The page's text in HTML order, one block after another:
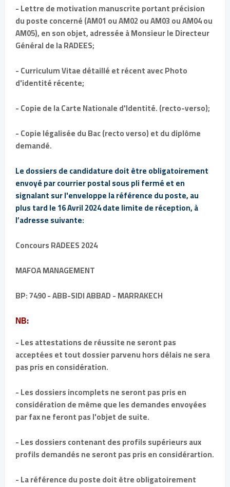
- Lettre de motivation manuscrite portant précision
du poste concerné (AM01 ou AM02 ou AM03 ou AM04 ou
AM05), en son objet, adressée à Monsieur le Directeur
Général de la RADEES;
- Curriculum Vitae détaillé et récent avec Photo
d'identité récente;
- Copie de la Carte Nationale d'Identité. (recto-verso);
- Copie légalisée du Bac (recto verso) et du diplôme
demandé.
Le dossiers de candidature doit être obligatoirement
envoyé par courrier postal sous pli fermé et en
signalant sur l'enveloppe la référence du poste, au
plus tard le 16 Avril 2024 date limite de réception, à
l’adresse suivante:
Concours RADEES 2024
MAFOA MANAGEMENT
BP: 7490 - ABB-SIDI ABBAD - MARRAKECH
NB:
- Les attestations de réussite ne seront pas
acceptées et tout dossier parvenu hors délais ne sera
pas pris en considération.
- Les dossiers incomplets ne seront pas pris en
considération de même que les demandes envoyées
par fax ne feront pas l'objet de suite.
- Les dossiers contenant des profils supérieurs aux
profils demandés ne seront pas pris en considérartion.
- La référence du poste doit être obligatoirement